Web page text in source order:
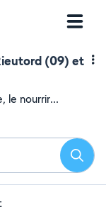
(09) et
le nourrir...